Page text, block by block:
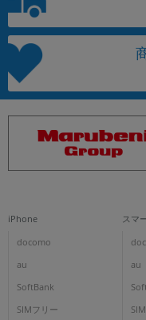
iPhone
docomo
au
SoftBank
SIMフリー
スマ
au